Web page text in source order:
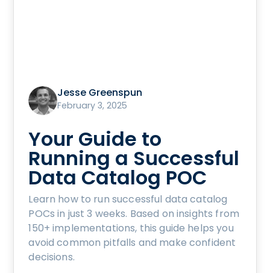
Jesse Greenspun
February 3, 2025
Your Guide to
Running a Successful
Data Catalog POC
Learn how to run successful data catalog
POCs in just 3 weeks. Based on insights from
150+ implementations, this guide helps you
avoid common pitfalls and make confident
decisions.